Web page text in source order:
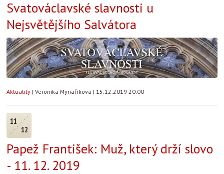
Svatováclavské slavnosti u
Nejsvětějšího Salvátora
Aktuality | Veronika Mynaříková | 15.12.2019 20:00
11
12
Papež František: Muž, který drží slovo
- 11. 12. 2019